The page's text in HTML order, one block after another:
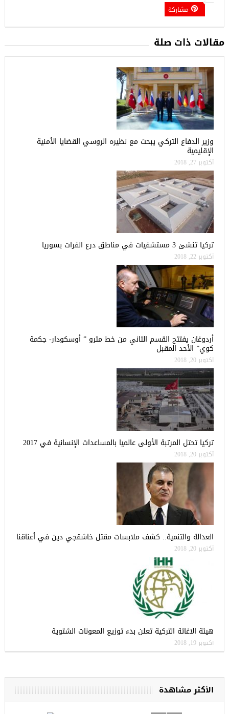
مشاركة
مقالات ذات صلة
وزير الدفاع التركي يبحث مع نظيره الروسي القضايا الأمنية
الإقليمية
أكتوبر 27, 2018
تركيا تنشئ 3 مستشفيات في مناطق درع الفرات بسوريا
أكتوبر 22, 2018
أردوغان يفتتح القسم الثاني من خط مترو ” أوسكودار- جكمة
كوي” الأحد المقبل
أكتوبر 20, 2018
تركيا تحتل المرتبة الأولى عالميا بالمساعدات الإنسانية في 2017
أكتوبر 20, 2018
العدالة والتنمية.. كشف ملابسات مقتل خاشقجي دين في أعناقنا
أكتوبر 20, 2018
هيئة الاغاثة التركية تعلن بدء توزيع المعونات الشتوية
أكتوبر 19, 2018
الأكثر مشاهدة